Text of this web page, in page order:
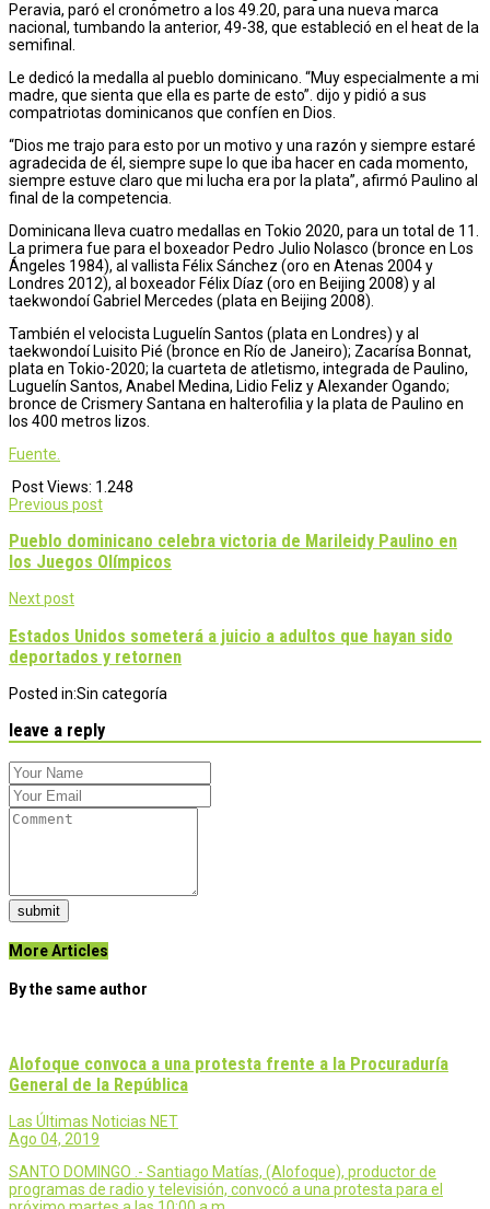
Peravia, paró el cronómetro a los 49.20, para una nueva marca
nacional, tumbando la anterior, 49-38, que estableció en el heat de la
semifinal.
Le dedicó la medalla al pueblo dominicano. “Muy especialmente a mi
madre, que sienta que ella es parte de esto”. dijo y pidió a sus
compatriotas dominicanos que confíen en Dios.
“Dios me trajo para esto por un motivo y una razón y siempre estaré
agradecida de él, siempre supe lo que iba hacer en cada momento,
siempre estuve claro que mi lucha era por la plata”, afirmó Paulino al
final de la competencia.
Dominicana lleva cuatro medallas en Tokio 2020, para un total de 11.
La primera fue para el boxeador Pedro Julio Nolasco (bronce en Los
Ángeles 1984), al vallista Félix Sánchez (oro en Atenas 2004 y
Londres 2012), al boxeador Félix Díaz (oro en Beijing 2008) y al
taekwondoí Gabriel Mercedes (plata en Beijing 2008).
También el velocista Luguelín Santos (plata en Londres) y al
taekwondoí Luisito Pié (bronce en Río de Janeiro); Zacarísa Bonnat,
plata en Tokio-2020; la cuarteta de atletismo, integrada de Paulino,
Luguelín Santos, Anabel Medina, Lidio Feliz y Alexander Ogando;
bronce de Crismery Santana en halterofilia y la plata de Paulino en
los 400 metros lizos.
Fuente.
Post Views: 1.248
Post
navigation
Previous post
Pueblo dominicano celebra victoria de Marileidy Paulino en
los Juegos Olímpicos
Next post
Estados Unidos someterá a juicio a adultos que hayan sido
deportados y retornen
Posted in:Sin categoría
leave a reply
submit
More Articles
By the same author
Alofoque convoca a una protesta frente a la Procuraduría
General de la República
Las Últimas Noticias NET
Ago 04, 2019
SANTO DOMINGO .- Santiago Matías, (Alofoque), productor de
programas de radio y televisión, convocó a una protesta para el